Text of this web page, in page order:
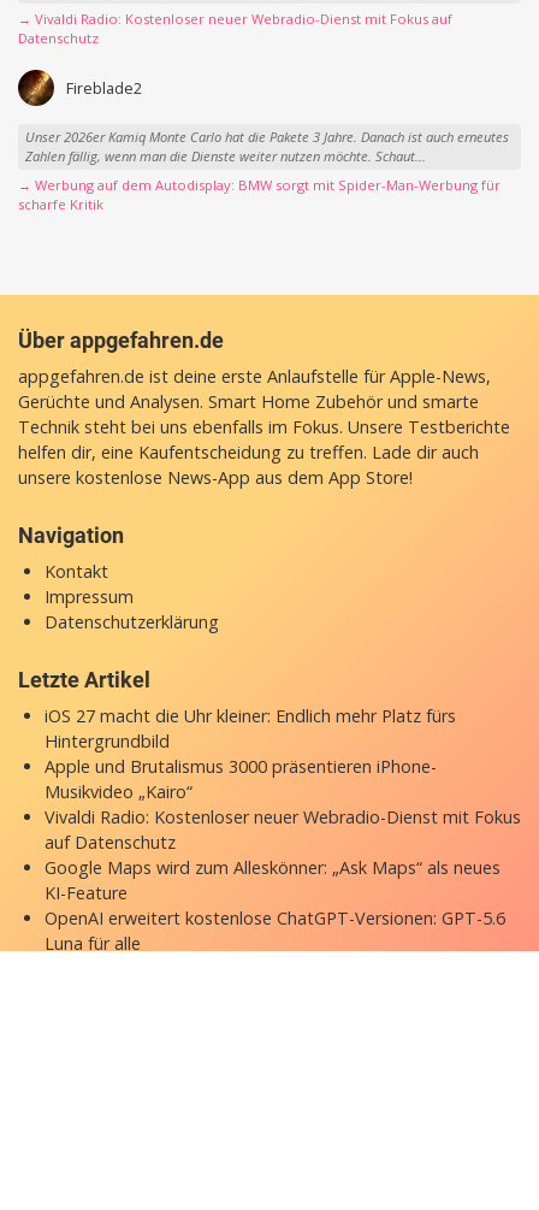
→ Vivaldi Radio: Kostenloser neuer Webradio-Dienst mit Fokus auf
Datenschutz
Fireblade2
Unser 2026er Kamiq Monte Carlo hat die Pakete 3 Jahre. Danach ist auch erneutes
Zahlen fällig, wenn man die Dienste weiter nutzen möchte. Schaut...
→ Werbung auf dem Autodisplay: BMW sorgt mit Spider-Man-Werbung für
scharfe Kritik
Über appgefahren.de
appgefahren.de ist deine erste Anlaufstelle für Apple-News,
Gerüchte und Analysen. Smart Home Zubehör und smarte
Technik steht bei uns ebenfalls im Fokus. Unsere Testberichte
helfen dir, eine Kaufentscheidung zu treffen. Lade dir auch
unsere kostenlose News-App aus dem App Store!
Navigation
Kontakt
Impressum
Datenschutzerklärung
Letzte Artikel
iOS 27 macht die Uhr kleiner: Endlich mehr Platz fürs
Hintergrundbild
Apple und Brutalismus 3000 präsentieren iPhone-
Musikvideo „Kairo“
Vivaldi Radio: Kostenloser neuer Webradio-Dienst mit Fokus
auf Datenschutz
Google Maps wird zum Alleskönner: „Ask Maps“ als neues
KI-Feature
OpenAI erweitert kostenlose ChatGPT-Versionen: GPT-5.6
Luna für alle